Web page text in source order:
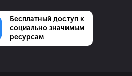
Бесплатный доступ к
социально значимым
ресурсам